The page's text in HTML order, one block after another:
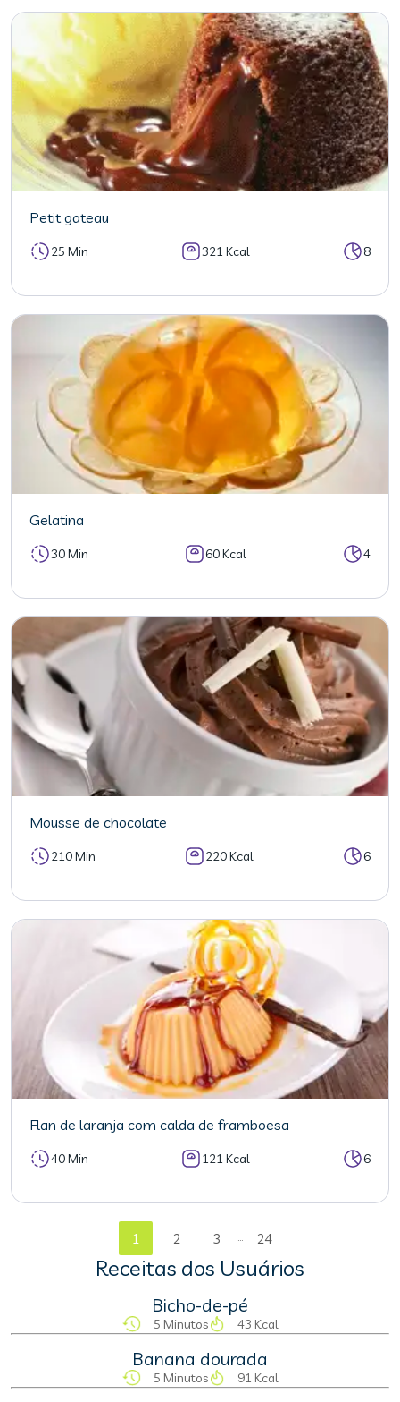
Petit gateau
25 Min 321 Kcal 8
Gelatina
30 Min 60 Kcal 4
Mousse de chocolate
210 Min 220 Kcal 6
Flan de laranja com calda de framboesa
40 Min 121 Kcal 6
1 2 3 ... 24
Receitas dos Usuários
Bicho-de-pé
5 Minutos 43 Kcal
Banana dourada
5 Minutos 91 Kcal